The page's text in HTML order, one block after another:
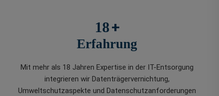
18+
Erfahrung
Mit mehr als 18 Jahren Expertise in der IT-Entsorgung
integrieren wir Datenträgervernichtung,
Umweltschutzaspekte und Datenschutzanforderungen